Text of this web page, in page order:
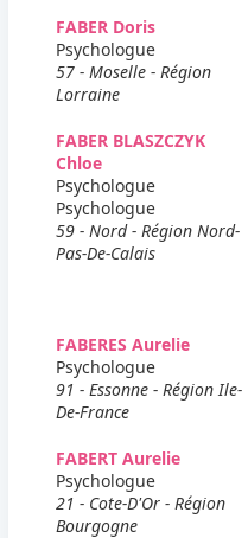
FABER Doris
Psychologue
57 - Moselle - Région
Lorraine
FABER BLASZCZYK
Chloe
Psychologue
Psychologue
59 - Nord - Région Nord-
Pas-De-Calais
FABERES Aurelie
Psychologue
91 - Essonne - Région Ile-
De-France
FABERT Aurelie
Psychologue
21 - Cote-D'Or - Région
Bourgogne